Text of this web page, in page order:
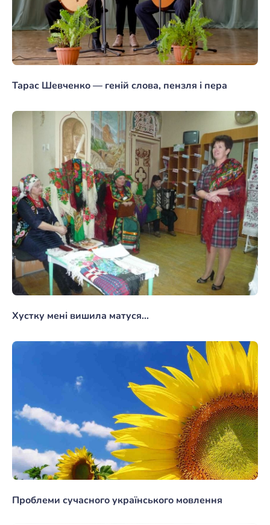
Тарас Шевченко — геній слова, пензля і пера
Хустку мені вишила матуся...
Проблеми сучасного українського мовлення